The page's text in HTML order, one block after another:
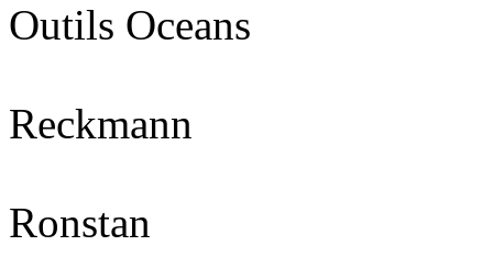
Outils Oceans
Reckmann
Ronstan